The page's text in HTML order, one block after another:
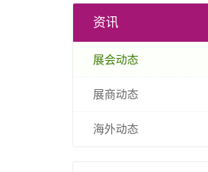
资讯
展会动态
展商动态
海外动态